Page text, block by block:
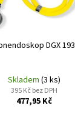
DGX 193
Skladem(3 ks)
395 Kč bez DPH
477,95 Kč